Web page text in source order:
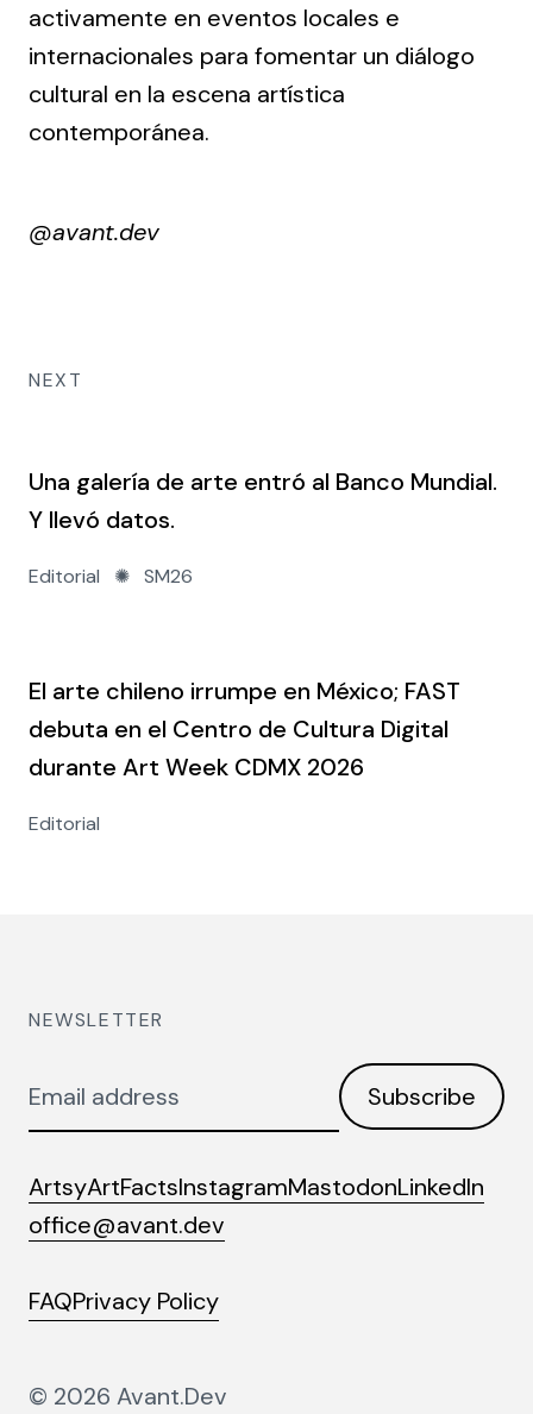
activamente en eventos locales e
internacionales para fomentar un diálogo
cultural en la escena artística
contemporánea.
@avant.dev
NEXT
Una galería de arte entró al Banco Mundial.
Y llevó datos.
Editorial ✺ SM26
El arte chileno irrumpe en México; FAST
debuta en el Centro de Cultura Digital
durante Art Week CDMX 2026
Editorial
NEWSLETTER
Email
Subscribe
ArtsyArtFactsInstagramMastodonLinkedIn
office@avant.dev
FAQPrivacy Policy
© 2026 Avant.Dev